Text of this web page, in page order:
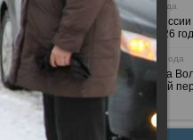
25 июня 2026 года
Очередные сессии
полугодии 2026
7 декабря 2025 года
Бюджет города
год и плановый
2028 годов.